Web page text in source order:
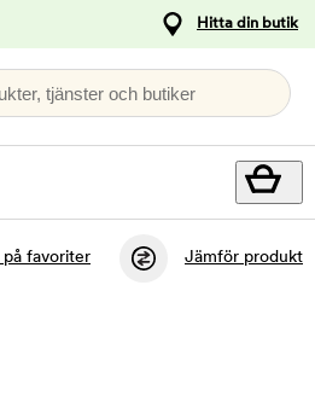
Hitta din butik
tjänster och butiker
på favoriter Jämför produkt